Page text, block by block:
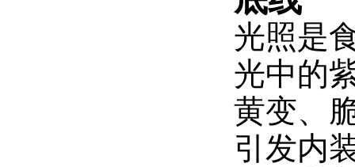
光照是
光中的
黄变、
引发内